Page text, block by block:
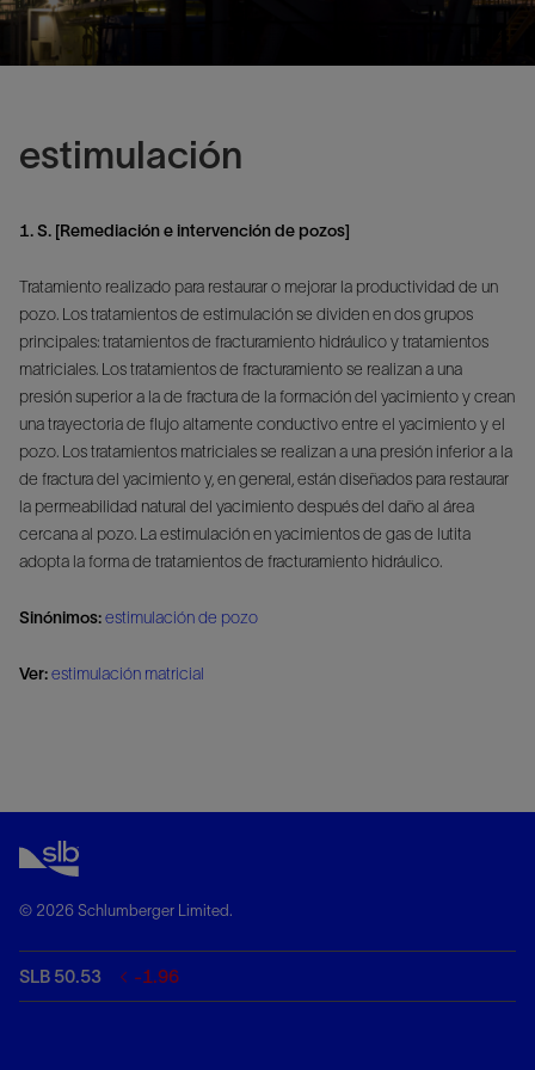
estimulación
1. S. [Remediación e intervención de pozos]
Tratamiento realizado para restaurar o mejorar la productividad de un
pozo. Los tratamientos de estimulación se dividen en dos grupos
principales: tratamientos de fracturamiento hidráulico y tratamientos
matriciales. Los tratamientos de fracturamiento se realizan a una
presión superior a la de fractura de la formación del yacimiento y crean
una trayectoria de flujo altamente conductivo entre el yacimiento y el
pozo. Los tratamientos matriciales se realizan a una presión inferior a la
de fractura del yacimiento y, en general, están diseñados para restaurar
la permeabilidad natural del yacimiento después del daño al área
cercana al pozo. La estimulación en yacimientos de gas de lutita
adopta la forma de tratamientos de fracturamiento hidráulico.
Sinónimos:estimulación de pozo
Ver:estimulación matricial
© 2026 Schlumberger Limited.
SLB 50.53 -1.96